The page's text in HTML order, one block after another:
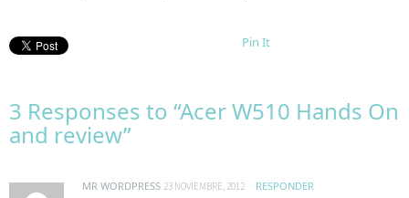
Pin It
3 Responses to “Acer W510 Hands On
and review”
MR WORDPRESS 23 NOVIEMBRE, 2012 RESPONDER